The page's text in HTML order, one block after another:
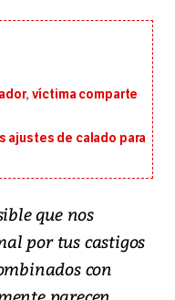
víctima comparte
ajustes de calado para
que nos
por tus castigos
con